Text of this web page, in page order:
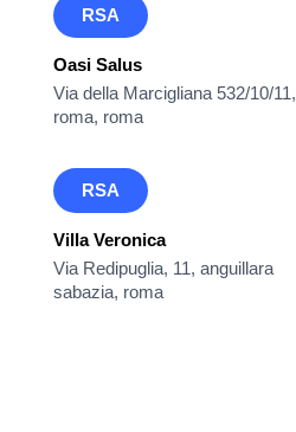
RSA
Oasi Salus
Via della Marcigliana 532/10/11,
roma, roma
RSA
Villa Veronica
Via Redipuglia, 11, anguillara
sabazia, roma